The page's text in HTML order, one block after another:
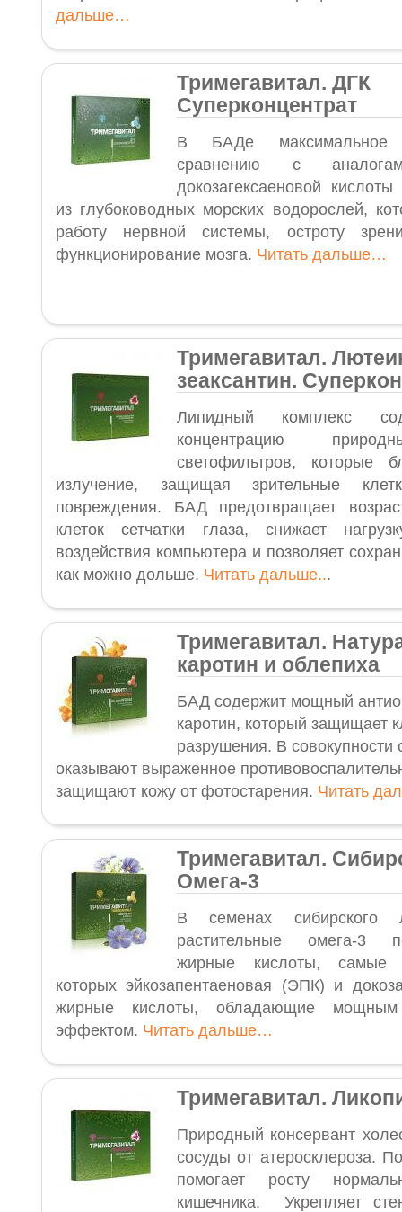
дальше…
Тримегавитал. ДГК
Суперконцентрат
В БАДе максимальное
сравнению с
докозагексаеновой
из глубоководных морских водорослей,
работу нервной системы, остроту
функционирование мозга. Читать дальше…
Тримегавитал.
зеаксантин.
Липидный комплекс
концентрацию
светофильтров, которые
излучение, защищая зрительные
повреждения. БАД предотвращает
клеток сетчатки глаза, снижает
воздействия компьютера и позволяет
как можно дольше. Читать дальше...
Тримегавитал.
каротин и облепиха
БАД содержит мощный
каротин, который защищает
разрушения. В совокупности
оказывают выраженное
защищают кожу от фотостарения. Читать
Тримегавитал.
Омега-3
В семенах сибирского
растительные омега-3
жирные кислоты, самые
которых эйкозапентаеновая (ЭПК) и
жирные кислоты, обладающие мощным
эффектом. Читать дальше…
Тримегавитал.
Природный консервант
сосуды от атеросклероза.
помогает росту
кишечника. Укрепляет